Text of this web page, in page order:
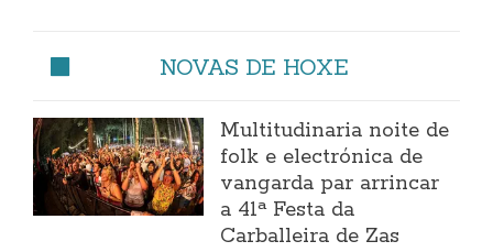
NOVAS DE HOXE
Multitudinaria noite de
folk e electrónica de
vangarda par arrincar
a 41ª Festa da
Carballeira de Zas